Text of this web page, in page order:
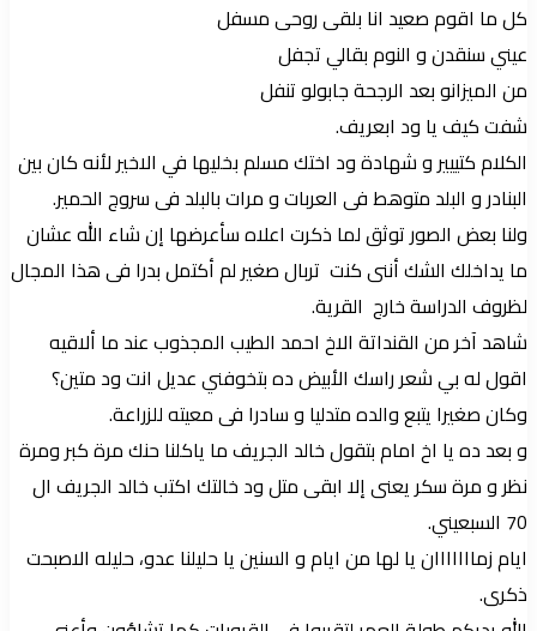
كل ما اقوم صعيد انا بلقى روحى مسفل
عيني سنقدن و النوم بقالي تجفل
من الميزانو بعد الرجحة جابولو تنفل
شفت كيف يا ود ابعريف.
الكلام كتييير و شهادة ود اختك مسلم بخليها في الاخير لأنه كان بين
البنادر و البلد متوهط فى العربات و مرات بالبلد فى سروج الحمير.
ولنا بعض الصور توثق لما ذكرت اعلاه سأعرضها إن شاء الله عشان
ما يداخلك الشك أننى كنت تربال صغير لم أكتمل بدرا فى هذا المجال
لظروف الدراسة خارج القرية.
شاهد آخر من القنداتة الاخ احمد الطيب المجذوب عند ما ألاقيه
اقول له بي شعر راسك الأبيض ده بتخوفني عديل انت ود متين؟
وكان صغيرا يتبع والده متدليا و سادرا فى معيته للزراعة.
و بعد ده يا اخ امام بتقول خالد الجريف ما ياكلنا حنك مرة كبر ومرة
نظر و مرة سكر يعنى إلا ابقى متل ود خالتك اكتب خالد الجريف ال
70 السبعيني.
ايام زمااااااان يا لها من ايام و السنين يا حليلنا عدو، حليله الاصبحت
ذكرى.